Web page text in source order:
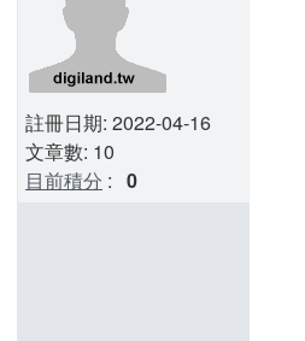
註冊日期: 2022-04-16
文章數: 10
目前積分 : 0